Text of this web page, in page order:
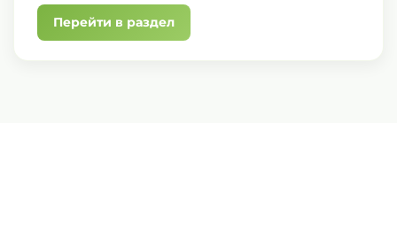
Перейти в раздел